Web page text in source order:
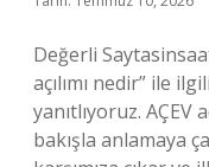
Değerli
açılımı nedir” ile
yanıtlıyoruz. AÇEV
bakışla anlamaya